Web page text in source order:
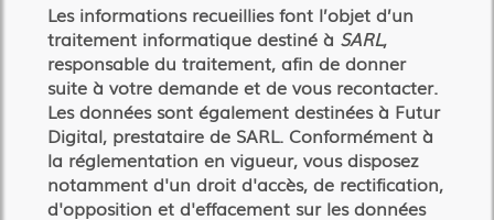
Les informations recueillies font l’objet d’un
traitement informatique destiné à SARL,
responsable du traitement, afin de donner
suite à votre demande et de vous recontacter.
Les données sont également destinées à Futur
Digital, prestataire de SARL. Conformément à
la réglementation en vigueur, vous disposez
notamment d'un droit d'accès, de rectification,
d'opposition et d'effacement sur les données